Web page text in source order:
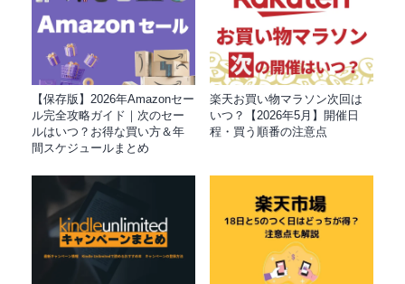
【保存版】2026年Amazonセー
ル完全攻略ガイド｜次のセー
ルはいつ？お得な買い方＆年
間スケジュールまとめ
楽天お買い物マラソン次回は
いつ？【2026年5月】開催日
程・買う順番の注意点